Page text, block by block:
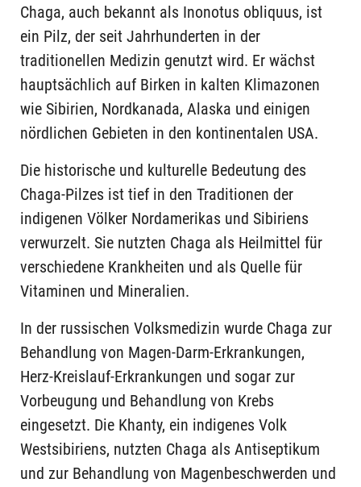
Chaga, auch bekannt als Inonotus obliquus, ist
ein Pilz, der seit Jahrhunderten in der
traditionellen Medizin genutzt wird. Er wächst
hauptsächlich auf Birken in kalten Klimazonen
wie Sibirien, Nordkanada, Alaska und einigen
nördlichen Gebieten in den kontinentalen USA.
Die historische und kulturelle Bedeutung des
Chaga-Pilzes ist tief in den Traditionen der
indigenen Völker Nordamerikas und Sibiriens
verwurzelt. Sie nutzten Chaga als Heilmittel für
verschiedene Krankheiten und als Quelle für
Vitaminen und Mineralien.
In der russischen Volksmedizin wurde Chaga zur
Behandlung von Magen-Darm-Erkrankungen,
Herz-Kreislauf-Erkrankungen und sogar zur
Vorbeugung und Behandlung von Krebs
eingesetzt. Die Khanty, ein indigenes Volk
Westsibiriens, nutzten Chaga als Antiseptikum
und zur Behandlung von Magenbeschwerden und